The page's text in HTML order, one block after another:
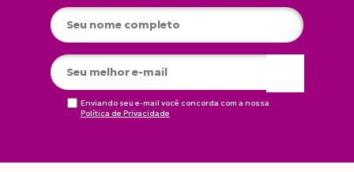
Enviando seu e-mail você concorda com a nossa
Política de Privacidade